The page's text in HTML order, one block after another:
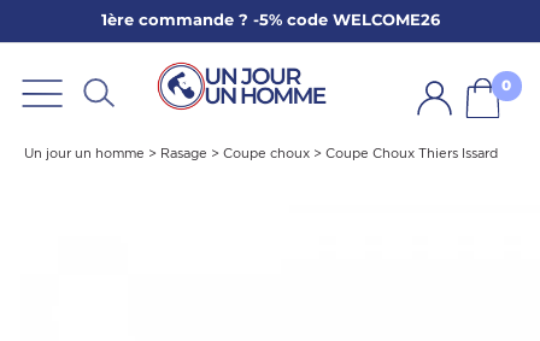
1ère commande ? -5% code WELCOME26
0
Un jour un homme > Rasage > Coupe choux > Coupe Choux Thiers Issard